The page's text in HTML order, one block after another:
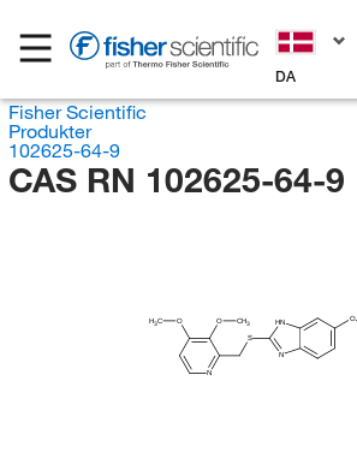
DA
Fisher Scientific
Produkter
102625-64-9
CAS RN 102625-64-9
H3C O
N
S
N
HN O
O CH3